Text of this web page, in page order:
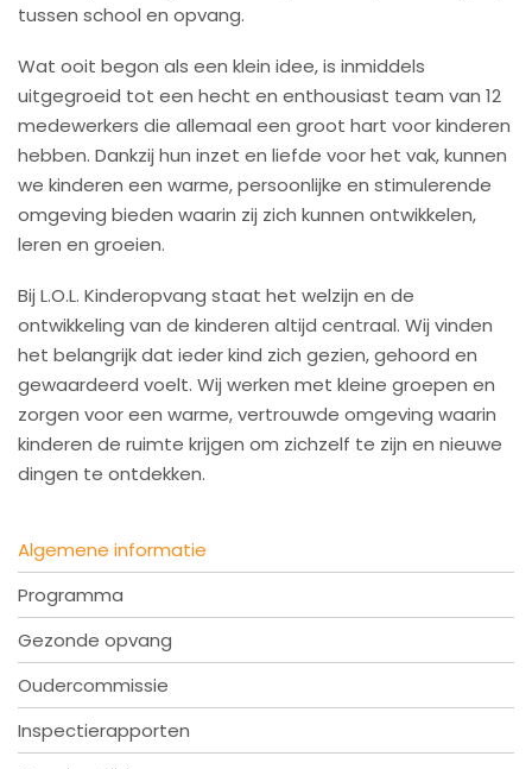
tussen school en opvang.
Wat ooit begon als een klein idee, is inmiddels
uitgegroeid tot een hecht en enthousiast team van 12
medewerkers die allemaal een groot hart voor kinderen
hebben. Dankzij hun inzet en liefde voor het vak, kunnen
we kinderen een warme, persoonlijke en stimulerende
omgeving bieden waarin zij zich kunnen ontwikkelen,
leren en groeien.
Bij L.O.L. Kinderopvang staat het welzijn en de
ontwikkeling van de kinderen altijd centraal. Wij vinden
het belangrijk dat ieder kind zich gezien, gehoord en
gewaardeerd voelt. Wij werken met kleine groepen en
zorgen voor een warme, vertrouwde omgeving waarin
kinderen de ruimte krijgen om zichzelf te zijn en nieuwe
dingen te ontdekken.
Algemene informatie
Programma
Gezonde opvang
Oudercommissie
Inspectierapporten